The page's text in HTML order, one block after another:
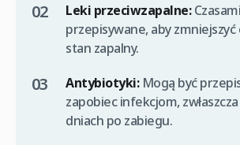
Leki przeciwzapalne:Czasami
przepisywane, aby
stan zapalny.
Antybiotyki:Mogą być
zapobiec infekcjom,
dniach po zabiegu.